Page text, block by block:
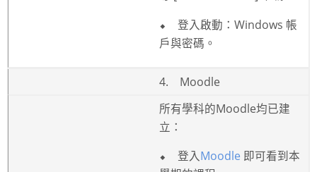
⬥
登入啟動： Windows 帳
戶與密碼。
4.
Moodle
所有學科的Moodle均已建
立：
⬥
登入Moodle 即可看到本